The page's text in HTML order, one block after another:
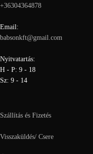
+36304364878
Email:
babsonkft@gmail.com
Nyitvatartás:
H - P: 9 - 18
Sz: 9 - 14
Szállítás és Fizetés
Visszaküldés/ Csere